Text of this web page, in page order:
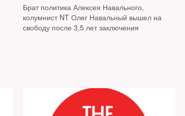
Брат политика Алексея Навального,
колумнист NT Олег Навальный вышел на
свободу после 3,5 лет заключения